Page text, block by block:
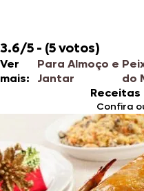
3.6/5 - (5 votos)
Ver
mais:
Para Almoço e
Jantar
do
Confira